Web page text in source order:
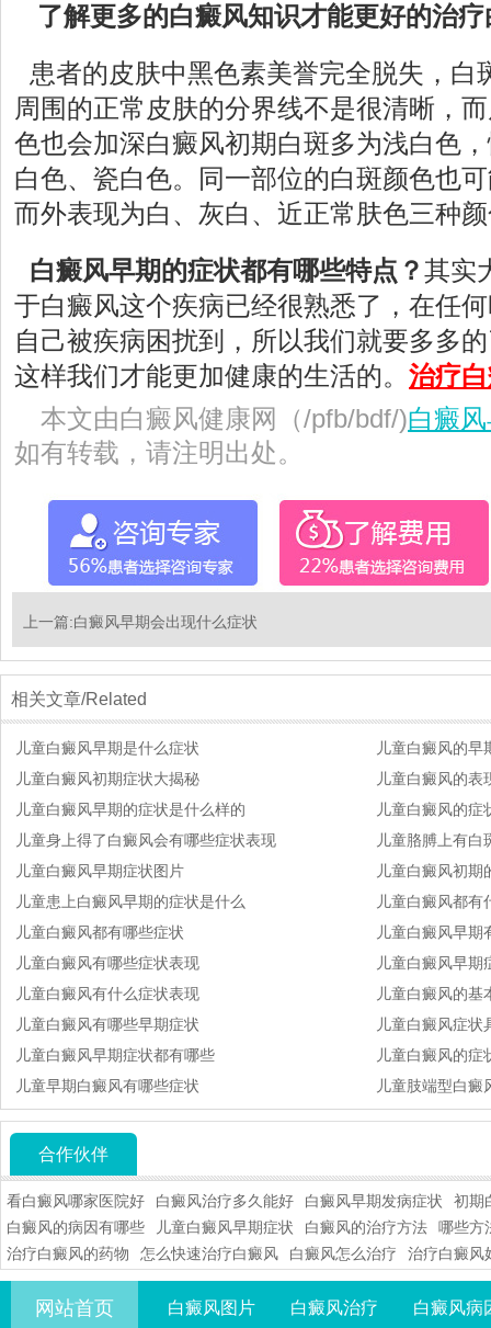
了解更多的白癜风知识才能更好的治
患者的皮肤中黑色素美誉完全脱失，白
周围的正常皮肤的分界线不是很清晰，
色也会加深白癜风初期白斑多为浅白色
白色、瓷白色。同一部位的白斑颜色也
而外表现为白、灰白、近正常肤色三种
白癜风早期的症状都有哪些特点？其实
于白癜风这个疾病已经很熟悉了，在任
自己被疾病困扰到，所以我们就要多多
这样我们才能更加健康的生活的。 治疗
本文由白癜风健康网（/pfb/bdf/)白癜
如有转载，请注明出处。
上一篇:白癜风早期会出现什么症状
相关文章/Related
儿童白癜风早期是什么症状
儿童白癜风的早
儿童白癜风初期症状大揭秘
儿童白癜风的表
儿童白癜风早期的症状是什么样的
儿童白癜风的症
儿童身上得了白癜风会有哪些症状表现
儿童胳膊上有白
儿童白癜风早期症状图片
儿童白癜风初期
儿童患上白癜风早期的症状是什么
儿童白癜风都有
儿童白癜风都有哪些症状
儿童白癜风早期
儿童白癜风有哪些症状表现
儿童白癜风早期
儿童白癜风有什么症状表现
儿童白癜风的基
儿童白癜风有哪些早期症状
儿童白癜风症状
儿童白癜风早期症状都有哪些
儿童白癜风的症
儿童早期白癜风有哪些症状
儿童肢端型白癜
合作伙伴
看白癜风哪家医院好 白癜风治疗多久能好 白癜风早期发病症状
初期
白癜风的病因有哪些
儿童白癜风早期症状 白癜风的治疗方法
哪些方
治疗白癜风的药物
怎么快速治疗白癜风 白癜风怎么治疗 治疗白癜风
网站首页 白癜风图片 白癜风治疗 白癜风病